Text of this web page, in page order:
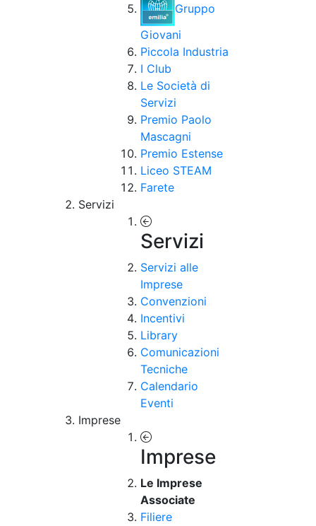
Gruppo
Giovani
Piccola Industria
I Club
Le Società di
Servizi
Premio Paolo
Mascagni
Premio Estense
Liceo STEAM
Farete
Servizi
Servizi
Servizi alle
Imprese
Convenzioni
Incentivi
Library
Comunicazioni
Tecniche
Calendario
Eventi
Imprese
Imprese
Le Imprese
Associate
Filiere